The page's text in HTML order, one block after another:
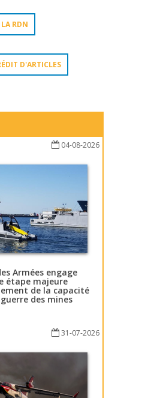
RDN
D'ARTICLES
04-08-2026
Armées engage
étape majeure
de la capacité
des mines
31-07-2026